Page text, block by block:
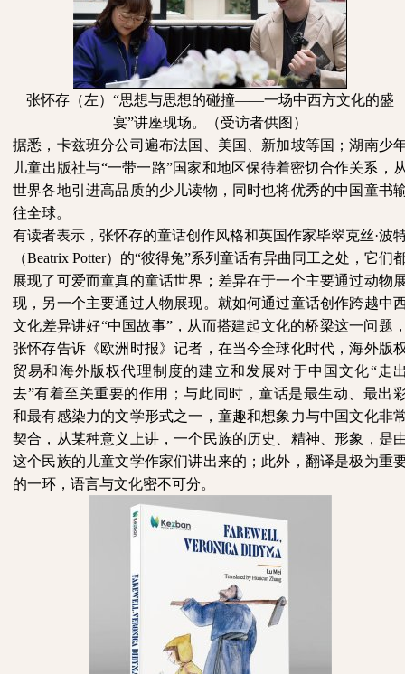
张怀存（左） “思想与思想的碰撞——一场中西方文化的盛
宴”讲座现场。（受访者供图）
据悉，卡兹班分公司遍布法国、美国、新加坡等国；湖南少
儿童出版社与“一带一路”国家和地区保待着密切合作关系，
世界各地引进高品质的少儿读物，同时也将优秀的中国童书
往全球。
有读者表示，张怀存的童话创作风格和英国作家毕翠克丝·波
（Beatrix Potter）的“彼得兔”系列童话有异曲同工之处，它们
展现了可爱而童真的童话世界；差异在于一个主要通过动物
现，另一个主要通过人物展现。就如何通过童话创作跨越中
文化差异讲好“中国故事”，从而搭建起文化的桥梁这一问题
张怀存告诉《欧洲时报》记者，在当今全球化时代，海外版
贸易和海外版权代理制度的建立和发展对于中国文化“走
去”有着至关重要的作用；与此同时，童话是最生动、最出
和最有感染力的文学形式之一，童趣和想象力与中国文化非
契合，从某种意义上讲，一个民族的历史、精神、形象，是
这个民族的儿童文学作家们讲出来的；此外，翻译是极为重
的一环，语言与文化密不可分。